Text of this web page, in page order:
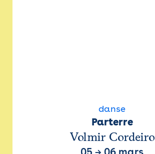
danse
Parterre
Volmir Cordeiro